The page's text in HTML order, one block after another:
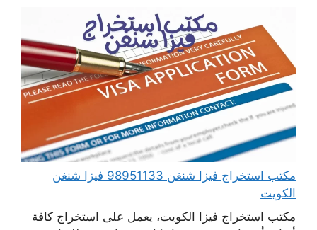
مكتب استخراج فيزا شنغن 98951133 فيزا شنغن
الكويت
مكتب استخراج فيزا الكويت، يعمل على استخراج كافة